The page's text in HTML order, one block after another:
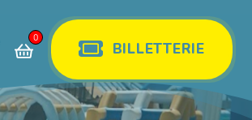
0
BILLETTERIE